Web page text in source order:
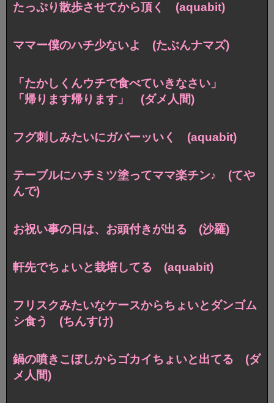
たっぷり散歩させてから頂く (aquabit)
ママー僕のハチ少ないよ (たぶんナマズ)
「たかしくんウチで食べていきなさい」
「帰ります帰ります」 (ダメ人間)
フグ刺しみたいにガバーッいく (aquabit)
テーブルにハチミツ塗ってママ楽チン♪ (てや
んで)
お祝い事の日は、お頭付きが出る (沙羅)
軒先でちょいと栽培してる (aquabit)
フリスクみたいなケースからちょいとダンゴム
シ食う (ちんすけ)
鍋の噴きこぼしからゴカイちょいと出てる (ダ
メ人間)